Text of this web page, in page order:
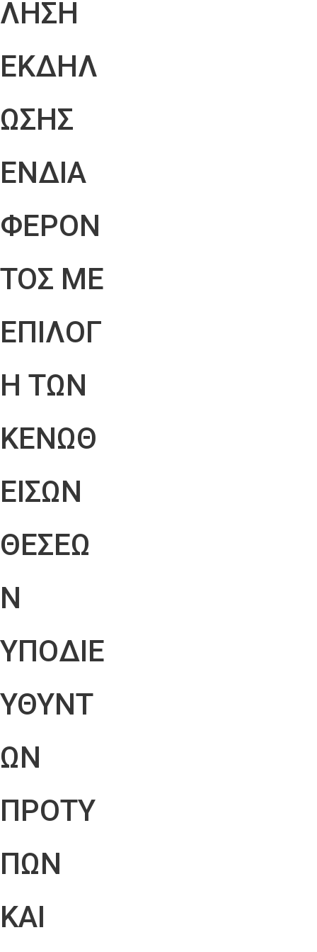
ΛΗΣΗ
ΕΚΔΗΛ
ΩΣΗΣ
ΕΝΔΙΑ
ΦΕΡΟΝ
ΤΟΣ ΜΕ
ΕΠΙΛΟΓ
Η ΤΩΝ
ΚΕΝΩΘ
ΕΙΣΩΝ
ΘΕΣΕΩ
Ν
ΥΠΟΔΙΕ
ΥΘΥΝΤ
ΩΝ
ΠΡΟΤΥ
ΠΩΝ
ΚΑΙ